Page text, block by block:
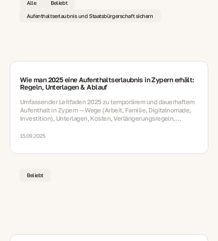
Alle Beliebt
Aufenthaltserlaubnis und Staatsbürgerschaft sichern
Wie man 2025 eine Aufenthaltserlaubnis in Zypern erhält:
Regeln, Unterlagen & Ablauf
Umfassender Leitfaden 2025 zu temporärem und dauerhaftem
Aufenthalt in Zypern — Wege (Arbeit, Familie, Digitalnomade,
Investition), Unterlagen, Kosten, Verlängerungsregeln,
15.09.2025
Beliebt